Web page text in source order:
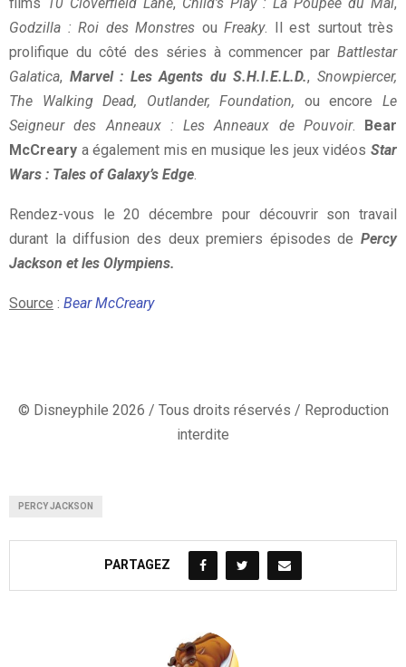
films 10 Cloverfield Lane, Child’s Play : La Poupée du Mal,
Godzilla : Roi des Monstres ou Freaky. Il est surtout très
prolifique du côté des séries à commencer par Battlestar
Galatica, Marvel : Les Agents du S.H.I.E.L.D.,Snowpiercer,
The Walking Dead, Outlander, Foundation, ou encore Le
Seigneur des Anneaux : Les Anneaux de Pouvoir.
Bear
McCreary a également mis en musique les jeux vidéos Star
Wars : Tales of Galaxy’s Edge.
Rendez-vous le 20 décembre pour découvrir son travail
durant la diffusion des deux premiers épisodes de Percy
Jackson et les Olympiens.
Source : Bear McCreary
© Disneyphile 2026 / Tous droits réservés / Reproduction
interdite
PERCY JACKSON
PARTAGEZ